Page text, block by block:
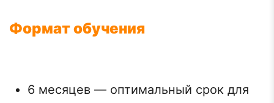
Формат обучения
6 месяцев — оптимальный срок для